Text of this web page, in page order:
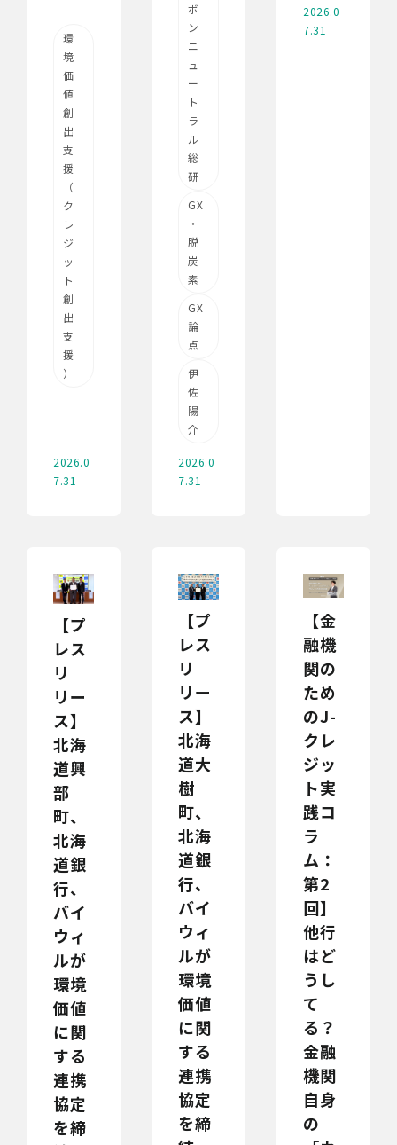
環
境
価
値
創
出
支
援
（
ク
レ
ジ
ッ
ト
創
出
支
援
）
2026.0
7.31
ボ
ン
ニ
ュ
ー
ト
ラ
ル
総
研
GX
・
脱
炭
素
GX
論
点
伊
佐
陽
介
2026.0
7.31
2026.0
7.31
【プ
レス
リ
リー
ス】
北海
道興
部
町、
北海
道銀
行、
バイ
ウィ
ルが
環境
価値
に関
する
連携
協定
を締
【プ
レス
リ
リー
ス】
北海
道大
樹
町、
北海
道銀
行、
バイ
ウィ
ルが
環境
価値
に関
する
連携
協定
を締
【金
融機
関の
ため
のJ-
クレ
ジッ
ト実
践コ
ラ
ム：
第2
回】
他行
はど
うし
て
る？
金融
機関
自身
の